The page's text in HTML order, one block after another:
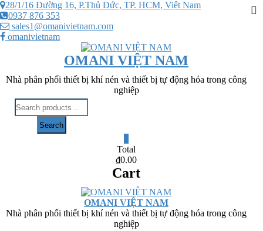
Skip
to
content
28/1/16 Đường 16, P.Thủ Đức, TP. HCM, Việt Nam
0937 876 353
sales1@omanivietnam.com
omanivietnam
OMANI VIỆT NAM
Nhà phân phối thiết bị khí nén và thiết bị tự động hóa trong công
nghiệp
Search
for:
Search
Total
₫0.00
Cart
OMANI VIỆT NAM
Nhà phân phối thiết bị khí nén và thiết bị tự động hóa trong công
nghiệp